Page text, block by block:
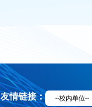
友情链接：